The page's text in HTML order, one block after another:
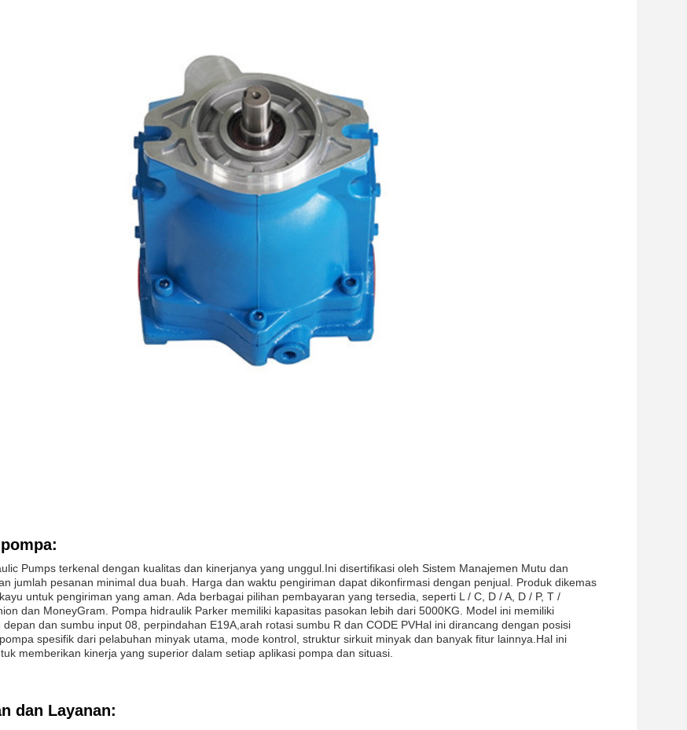
Pumps terkenal dengan kualitas dan kinerjanya yang unggul.Ini disertifikasi oleh Sistem Manajemen Mutu dan
jumlah pesanan minimal dua buah. Harga dan waktu pengiriman dapat dikonfirmasi dengan penjual. Produk dikemas
untuk pengiriman yang aman. Ada berbagai pilihan pembayaran yang tersedia, seperti L / C, D / A, D / P, T /
dan MoneyGram. Pompa hidraulik Parker memiliki kapasitas pasokan lebih dari 5000KG. Model ini memiliki
depan dan sumbu input 08, perpindahan E19A,arah rotasi sumbu R dan CODE PVHal ini dirancang dengan posisi
spesifik dari pelabuhan minyak utama, mode kontrol, struktur sirkuit minyak dan banyak fitur lainnya.Hal ini
memberikan kinerja yang superior dalam setiap aplikasi pompa dan situasi.
dan Layanan: